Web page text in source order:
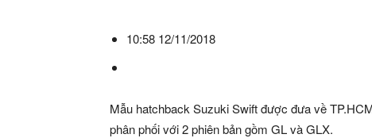
10:58 12/11/2018
Mẫu hatchback Suzuki Swift được đưa về
phân phối với 2 phiên bản gồm GL và GLX.